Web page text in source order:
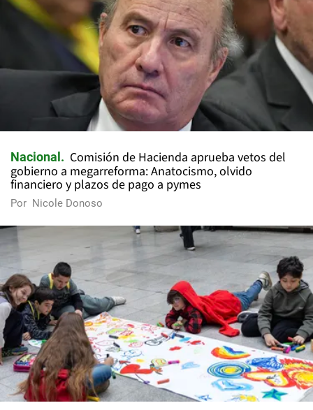
Nacional
Comisión de Hacienda aprueba vetos del
gobierno a megarreforma: Anatocismo, olvido
financiero y plazos de pago a pymes
Por Nicole Donoso